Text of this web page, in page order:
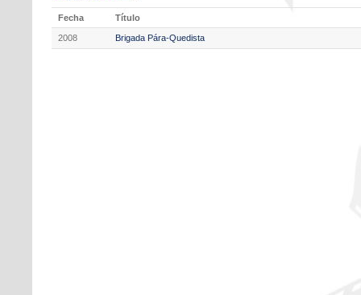
Fecha Título
2008 Brigada Pára-Quedista